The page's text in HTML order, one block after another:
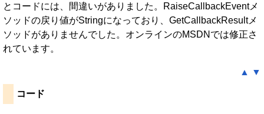
とコードには、間違いがありました。RaiseCallbackEventメ
ソッドの戻り値がStringになっており、GetCallbackResultメ
ソッドがありませんでした。オンラインのMSDNでは修正さ
れています。
▲ ▼
コード